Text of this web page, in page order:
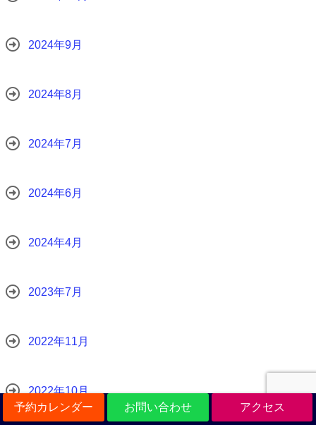
予約カレンダー お問い合わせ アクセス
2024年9月
2024年8月
2024年7月
2024年6月
2024年4月
2023年7月
2022年11月
2022年10月